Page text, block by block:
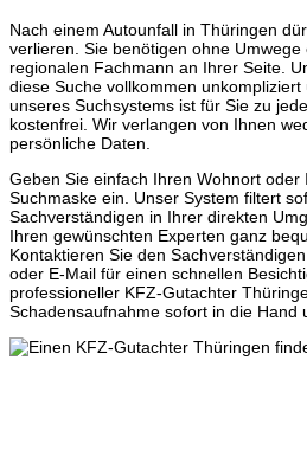
Nach einem Autounfall in Thüringen
verlieren. Sie benötigen ohne
regionalen Fachmann an Ihrer Seite.
diese Suche vollkommen
unseres Suchsystems ist für Sie zu
kostenfrei. Wir verlangen von Ihnen
persönliche Daten.
Geben Sie einfach Ihren Wohnort oder
Suchmaske ein. Unser System filtert
Sachverständigen in Ihrer direkten
Ihren gewünschten Experten ganz
Kontaktieren Sie den
oder E-Mail für einen schnellen
professioneller KFZ-Gutachter
Schadensaufnahme sofort in die Hand